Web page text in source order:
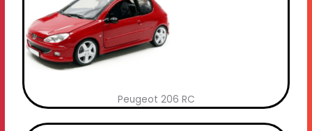
Peugeot 206 RC